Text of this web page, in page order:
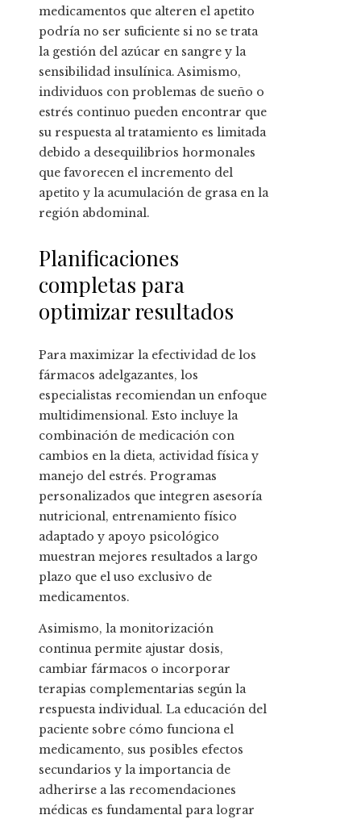
medicamentos que alteren el apetito
podría no ser suficiente si no se trata
la gestión del azúcar en sangre y la
sensibilidad insulínica. Asimismo,
individuos con problemas de sueño o
estrés continuo pueden encontrar que
su respuesta al tratamiento es limitada
debido a desequilibrios hormonales
que favorecen el incremento del
apetito y la acumulación de grasa en la
región abdominal.
Planificaciones
completas para
optimizar resultados
Para maximizar la efectividad de los
fármacos adelgazantes, los
especialistas recomiendan un enfoque
multidimensional. Esto incluye la
combinación de medicación con
cambios en la dieta, actividad física y
manejo del estrés. Programas
personalizados que integren asesoría
nutricional, entrenamiento físico
adaptado y apoyo psicológico
muestran mejores resultados a largo
plazo que el uso exclusivo de
medicamentos.
Asimismo, la monitorización
continua permite ajustar dosis,
cambiar fármacos o incorporar
terapias complementarias según la
respuesta individual. La educación del
paciente sobre cómo funciona el
medicamento, sus posibles efectos
secundarios y la importancia de
adherirse a las recomendaciones
médicas es fundamental para lograr